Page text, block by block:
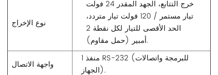
نوع الإخراج
خرج التتابع، الجهد المقدر 24 فولت
تيار مستمر / 120 فولت تيار متردد،
الحد الأقصى للتيار لكل نقطة 2
أمبير (حمل مقاوم).
واجهة الاتصال
1 منفذ RS-232 (للبرمجة واتصالات
الجهاز).